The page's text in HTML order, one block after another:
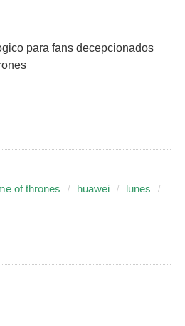
para fans decepcionados
of thrones huawei
lunes